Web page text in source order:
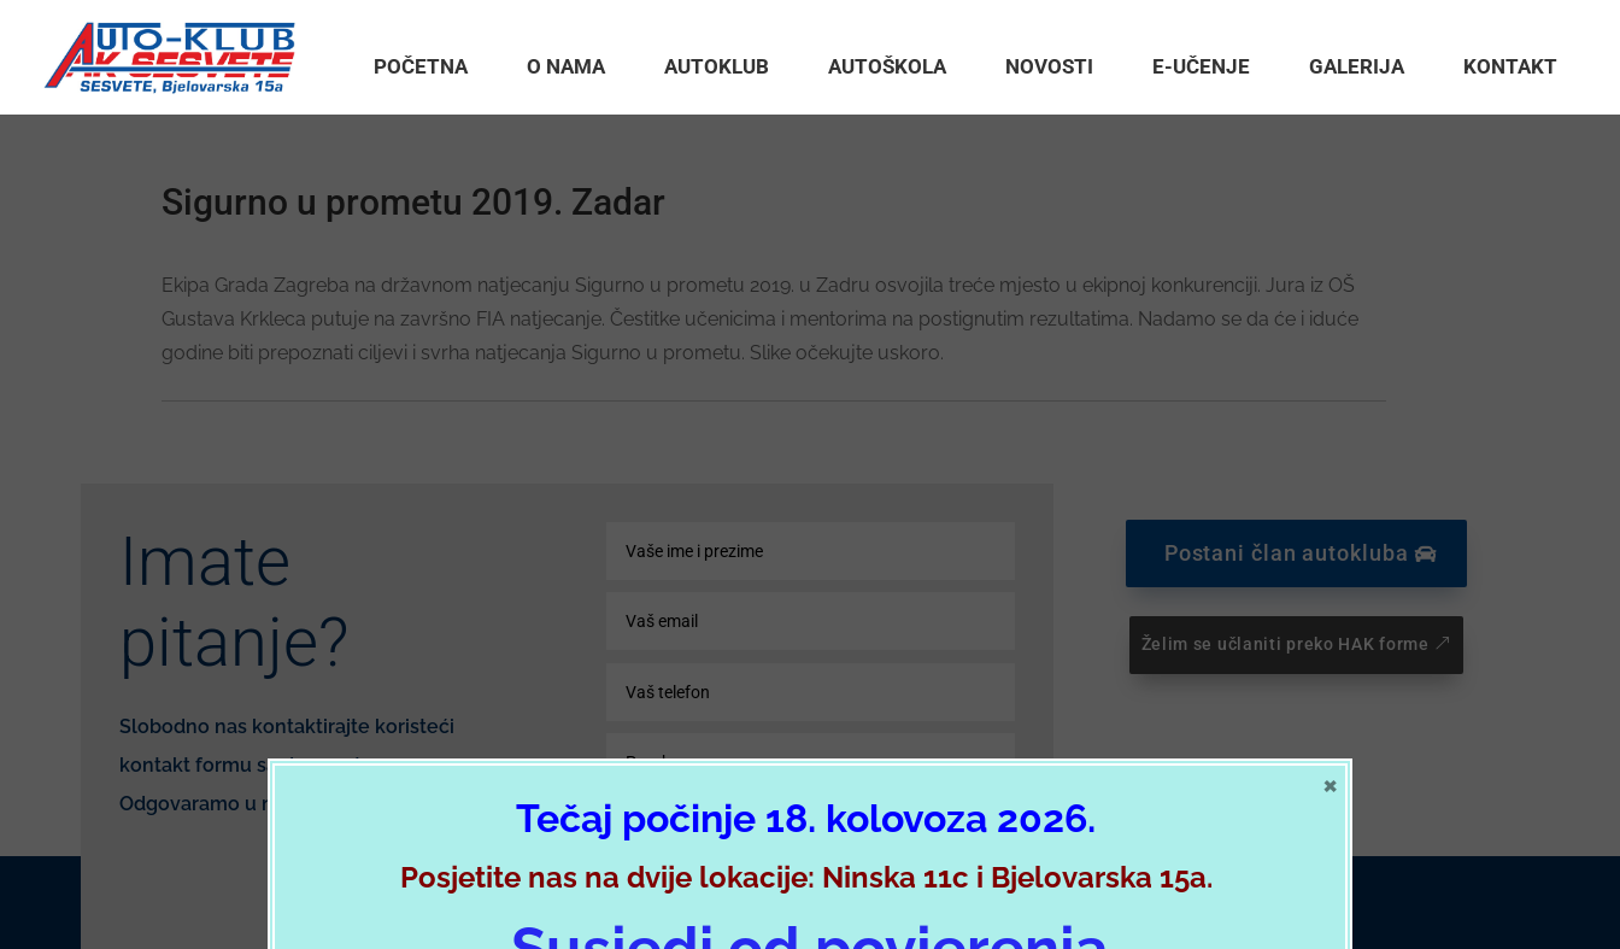
POČETNA O NAMA AUTOKLUB AUTOŠKOLA NOVOSTI E-UČENJE GALERIJA KONTAKT
Sigurno u prometu 2019. Zadar
Ekipa Grada Zagreba na državnom natjecanju Sigurno u prometu 2019. u Zadru osvojila treće mjesto u ekipnoj konkurenciji. Jura iz OŠ
Gustava Krkleca putuje na završno FIA natjecanje. Čestitke učenicima i mentorima na postignutim rezultatima. Nadamo se da će i iduće
godine biti prepoznati ciljevi i svrha natjecanja Sigurno u prometu. Slike očekujte uskoro.
Imate
pitanje?
Slobodno nas kontaktirajte koristeći
kontakt formu sa desne strane.
Odgovaramo u najkraćem mogućem roku.
Postani član autokluba
Želim se učlaniti preko HAK forme
Tečaj počinje 18. kolovoza 2026.
Posjetite nas na dvije lokacije: Ninska 11c i Bjelovarska 15a.
×